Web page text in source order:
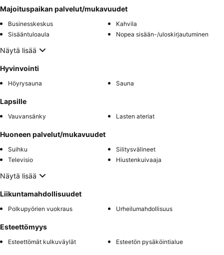
Majoituspaikan palvelut/mukavuudet
Businesskeskus
Kahvila
Sisääntuloaula
Nopea sisään-/uloskirjautuminen
Näytä lisää
Hyvinvointi
Höyrysauna Sauna
Lapsille
Vauvansänky Lasten ateriat
Huoneen palvelut/mukavuudet
Suihku
Silitysvälineet
Televisio
Hiustenkuivaaja
Näytä lisää
Liikuntamahdollisuudet
Polkupyörien vuokraus Urheilumahdollisuus
Esteettömyys
Esteettömät kulkuväylät Esteetön pysäköintialue